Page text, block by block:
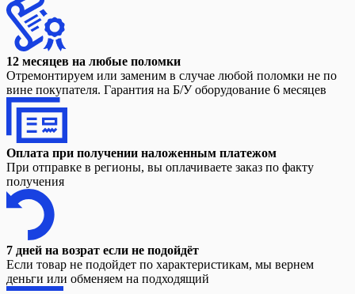
12 месяцев на любые поломки
Отремонтируем или заменим в случае любой поломки не по
вине покупателя. Гарантия на Б/У оборудование 6 месяцев
Оплата при получении наложенным платежом
При отправке в регионы, вы оплачиваете заказ по факту
получения
7 дней на возрат если не подойдёт
Если товар не подойдет по характеристикам, мы вернем
деньги или обменяем на подходящий